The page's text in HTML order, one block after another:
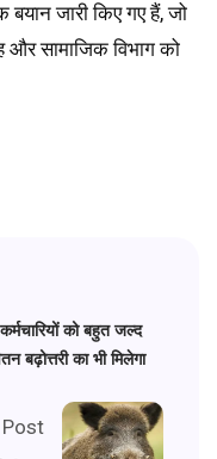
बयान जारी किए गए हैं, जो
और सामाजिक विभाग को
को बहुत जल्द
बढ़ोत्तरी का भी मिलेगा